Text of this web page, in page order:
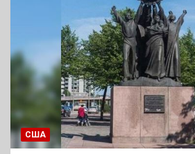
США